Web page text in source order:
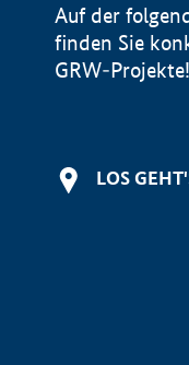
Auf der
finden Sie
GRW-Projekte!
LOS